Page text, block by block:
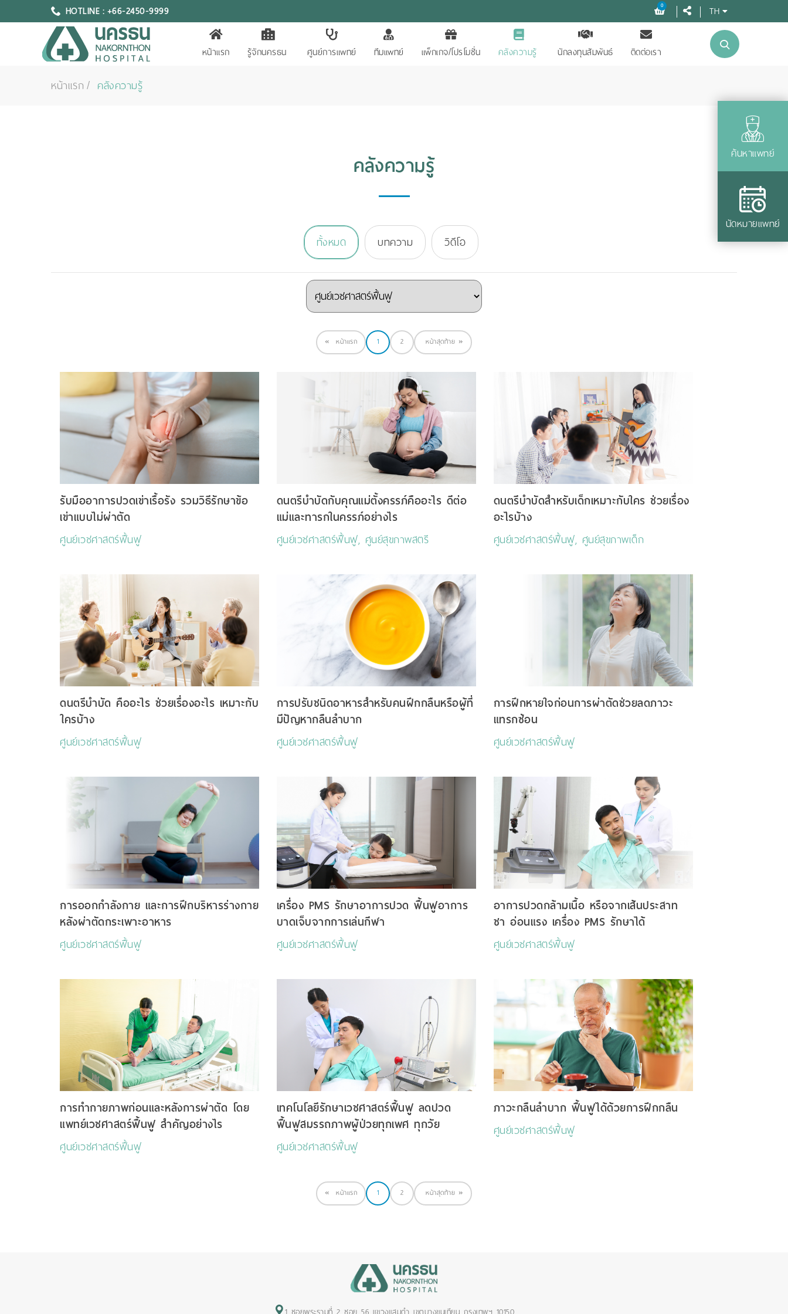
HOTLINE : +66-2450-9999 0 TH
หน้าแรก รู้จักนครธน ศูนย์การแพทย์ ทีมแพทย์ แพ็กเกจ/โปรโมชั่น คลังความรู้ นักลงทุนสัมพันธ์ ติดต่อเรา
ค้นหาแพทย์
นัดหมายแพทย์
หน้าแรก คลังความรู้
คลังความรู้
ทั้งหมด บทความ วิดีโอ
« หน้าแรก 1 2 หน้าสุดท้าย »
รับมืออาการปวดเข่าเรื้อรัง รวมวิธีรักษาข้อ
เข่าแบบไม่ผ่าตัด
ศูนย์เวชศาสตร์ฟื้นฟู
ดนตรีบำบัดกับคุณแม่ตั้งครรภ์คืออะไร ดีต่อ
แม่และทารกในครรภ์อย่างไร
ศูนย์เวชศาสตร์ฟื้นฟู, ศูนย์สุขภาพสตรี
ดนตรีบำบัดสำหรับเด็กเหมาะกับใคร ช่วยเรื่อง
อะไรบ้าง
ศูนย์เวชศาสตร์ฟื้นฟู, ศูนย์สุขภาพเด็ก
ดนตรีบำบัด คืออะไร ช่วยเรื่องอะไร เหมาะกับ
ใครบ้าง
ศูนย์เวชศาสตร์ฟื้นฟู
การปรับชนิดอาหารสำหรับคนฝึกกลืนหรือผู้ที่
มีปัญหากลืนลำบาก
ศูนย์เวชศาสตร์ฟื้นฟู
การฝึกหายใจก่อนการผ่าตัดช่วยลดภาวะ
แทรกซ้อน
ศูนย์เวชศาสตร์ฟื้นฟู
การออกกำลังกาย และการฝึกบริหารร่างกาย
หลังผ่าตัดกระเพาะอาหาร
ศูนย์เวชศาสตร์ฟื้นฟู
เครื่อง PMS รักษาอาการปวด ฟื้นฟูอาการ
บาดเจ็บจากการเล่นกีฬา
ศูนย์เวชศาสตร์ฟื้นฟู
อาการปวดกล้ามเนื้อ หรือจากเส้นประสาท
ชา อ่อนแรง เครื่อง PMS รักษาได้
ศูนย์เวชศาสตร์ฟื้นฟู
การทำกายภาพก่อนและหลังการผ่าตัด โดย
แพทย์เวชศาสตร์ฟื้นฟู สำคัญอย่างไร
ศูนย์เวชศาสตร์ฟื้นฟู
เทคโนโลยีรักษาเวชศาสตร์ฟื้นฟู ลดปวด
ฟื้นฟูสมรรถภาพผู้ป่วยทุกเพศ ทุกวัย
ศูนย์เวชศาสตร์ฟื้นฟู
ภาวะกลืนลำบาก ฟื้นฟูได้ด้วยการฝึกกลืน
ศูนย์เวชศาสตร์ฟื้นฟู
« หน้าแรก 1 2 หน้าสุดท้าย »